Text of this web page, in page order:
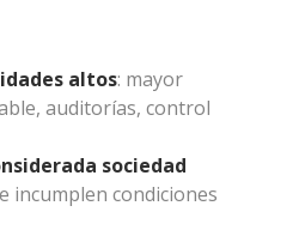
altos: mayor
auditorías, control
sociedad
incumplen condiciones